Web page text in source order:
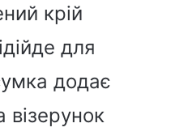
крій
для
додає
візерунок